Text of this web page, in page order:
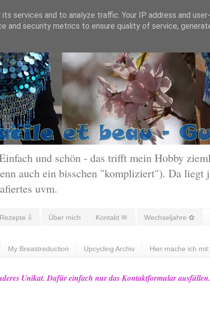
und schön - das trifft mein Hobby
auch ein bisschen "kompliziert"). Da liegt
uvm.
Rezepte ⇓ Über mich Kontakt ✉ Wechseljahre ✿
My Breastreduction Upcycling Archiv Hier mache ich mit:
Unikat. Dafür einfach nur das Kontaktformular ausfüllen.
services and to analyze traffic. Your IP address and
and security metrics to ensure quality of service,